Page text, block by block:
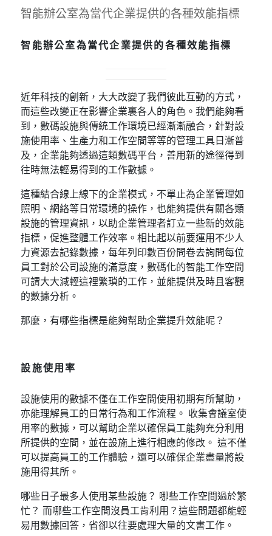
智能辦公室為當代企業提供的各種效能指標
智能辦公室為當代企業提供的各種效能指標
近年科技的創新，大大改變了我們彼此互動的方式，
而這些改變正在影響企業裏各人的角色。我們能夠看
到，數碼設施與傳統工作環境已經漸漸融合，針對設
施使用率、生產力和工作空間等等的管理工具日漸普
及，企業能夠透過這類數碼平台，善用新的途徑得到
往時無法輕易得到的工作數據。
這種結合線上線下的企業模式，不單止為企業管理如
照明、網絡等日常環境的操作，也能夠提供有關各類
設施的管理資訊，以助企業管理者訂立一些新的效能
指標，促進整體工作效率。相比起以前要運用不少人
力資源去記錄數據，每年列印數百份問卷去詢問每位
員工對於公司設施的滿意度，數碼化的智能工作空間
可謂大大減輕這裡繁瑣的工作，並能提供及時且客觀
的數據分析。
那麼，有哪些指標是能夠幫助企業提升效能呢？
設施使用率
設施使用的數據不僅在工作空間使用初期有所幫助，
亦能理解員工的日常行為和工作流程。 收集會議室使
用率的數據，可以幫助企業以確保員工能夠充分利用
所提供的空間，並在設施上進行相應的修改。 這不僅
可以提高員工的工作體驗，還可以確保企業盡量將設
施用得其所。
哪些日子最多人使用某些設施？ 哪些工作空間過於繁
忙？ 而哪些工作空間沒員工肯利用？這些問題都能輕
易用數據回答，省卻以往要處理大量的文書工作。